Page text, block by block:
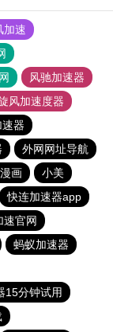
加速
风驰加速器
风加速度器
器
外网网址导航
画
小美
快连加速器app
速官网
蚂蚁加速器
15分钟试用